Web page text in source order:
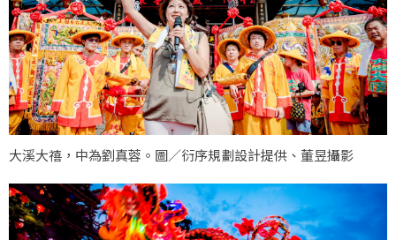
大溪大禧，中為劉真蓉。圖／衍序規劃設計提供、董昱攝影